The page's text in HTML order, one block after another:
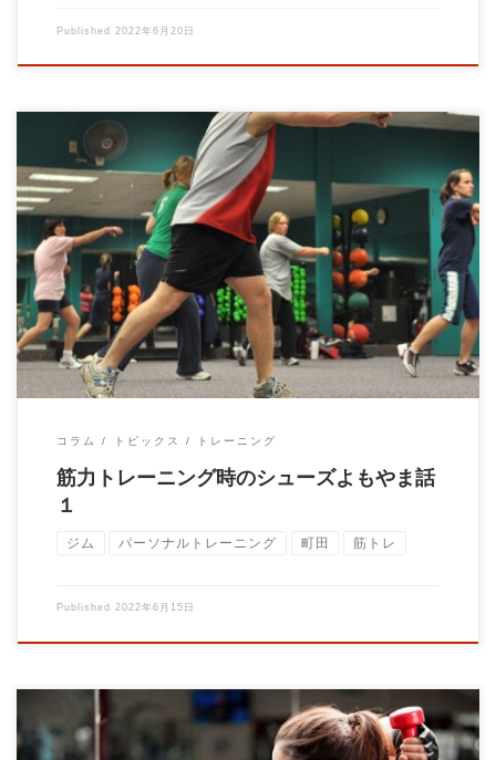
Published 2022年6月20日
こんにちは！パーソナルトレーナーの大石です。 今日はトレー
ニングの時の靴についてです。 運動の性 […]
コラム トピックス トレーニング
筋力トレーニング時のシューズよもやま話
１
ジム パーソナルトレーニング 町田 筋トレ
Published 2022年6月15日